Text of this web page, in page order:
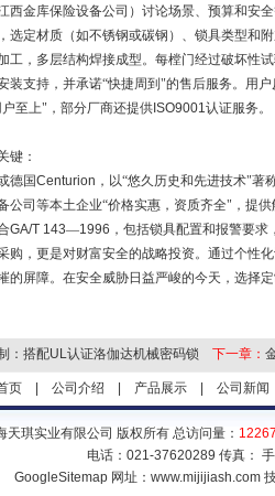
西金库保险设备公司）讨论场景、预算和安
选定材质（如不锈钢或碳钢）、锁具类型和
工，多层结构焊接成型。每樘门经过破坏性
装支持，并承诺“快捷周到"的售后服务。用
至上"，部分厂商还提供 ISO9001认证服务。
键：
德国Centurion ，以“悠久历史和先进技术"著
公司等本土企业“价格实惠，资质齐全"，提供
GA/T 143—1996 ，包括锁具配置和报警要求
购，更是对财富安全的战略投资。通过个性
的屏障。在安全威胁日益严峻的今天，选择
：搭配UL认证洛伽达机械密码锁 下一章：
页| 公司介绍 产品展示| 公司新闻
天琪实业有限公司 版权所有 总访问量：
电话：021-37620289 传真：
GoogleSitemap 网址：www.mijijiash.com